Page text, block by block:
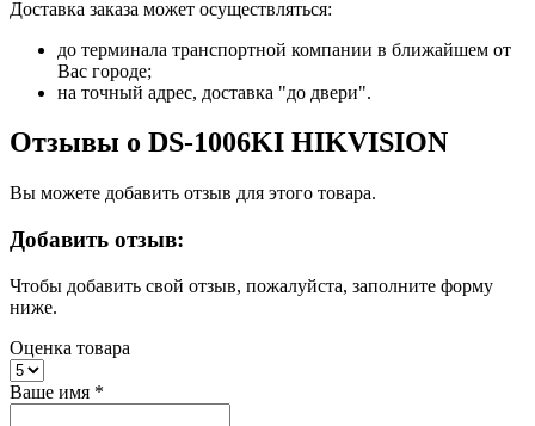
Доставка заказа может осуществляться:
до терминала транспортной компании в ближайшем от
Вас городе;
на точный адрес, доставка "до двери".
Отзывы о DS-1006KI HIKVISION
Вы можете добавить отзыв для этого товара.
Добавить отзыв:
Чтобы добавить свой отзыв, пожалуйста, заполните форму
ниже.
Оценка товара
Ваше имя *